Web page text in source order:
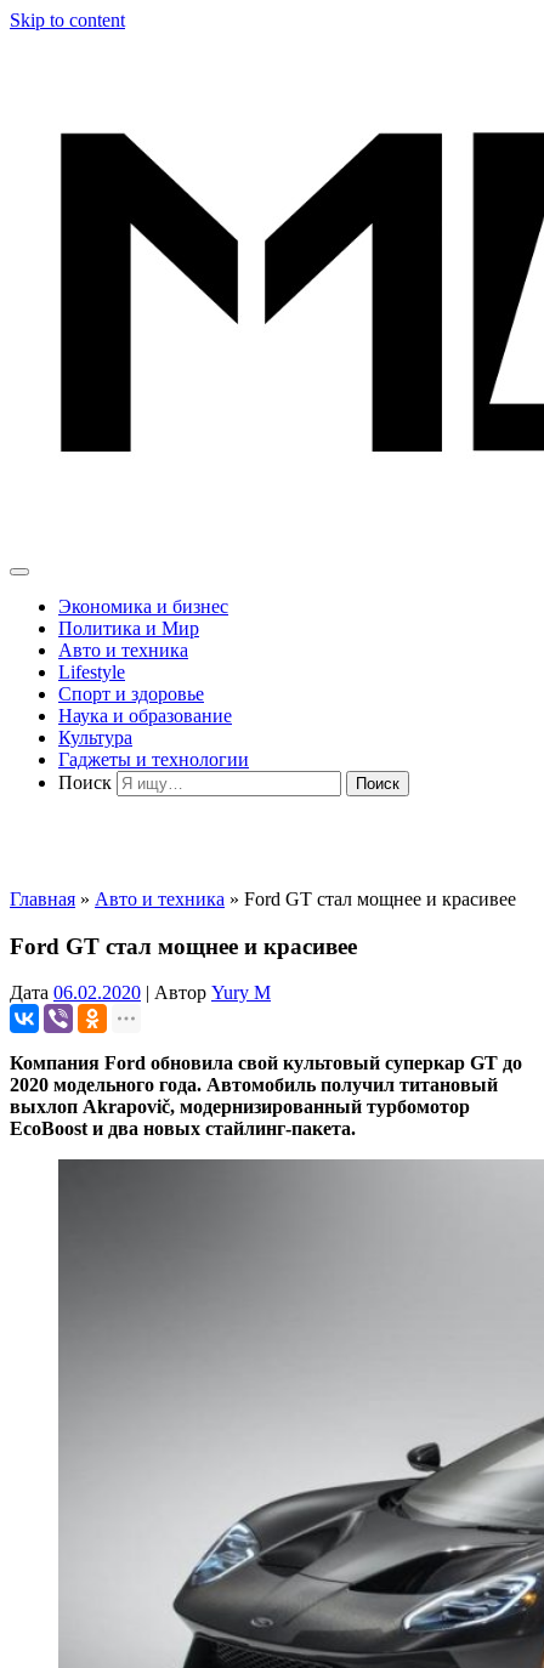
Skip to content
Экономика и бизнес
Политика и Мир
Авто и техника
Lifestyle
Спорт и здоровье
Наука и образование
Культура
Гаджеты и технологии
Поиск
Главная » Авто и техника » Ford GT стал мощнее и красивее
Ford GT стал мощнее и красивее
Дата 06.02.2020 | Автор Yury M
Компания Ford обновила свой культовый суперкар GT до
2020 модельного года. Автомобиль получил титановый
выхлоп Akrapovič, модернизированный турбомотор
EcoBoost и два новых стайлинг-пакета.